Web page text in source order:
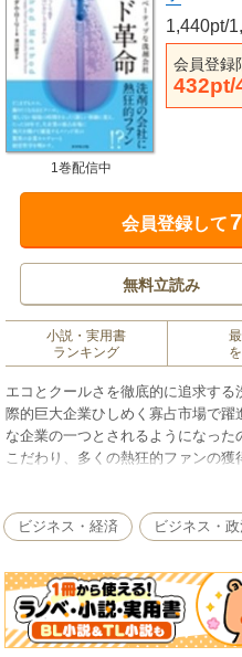
1,440pt/
会員登録
432pt/
1巻配信中
会員登録して
無料立読み
小説・実用書
ランキング
エコとクールさを徹底的に追求す
際的巨大企業ひしめく寡占市場で
な企業の一つとされるようになっ
こだわり、多くの熱狂的ファンの
ビジネス・経済 ビジネス・